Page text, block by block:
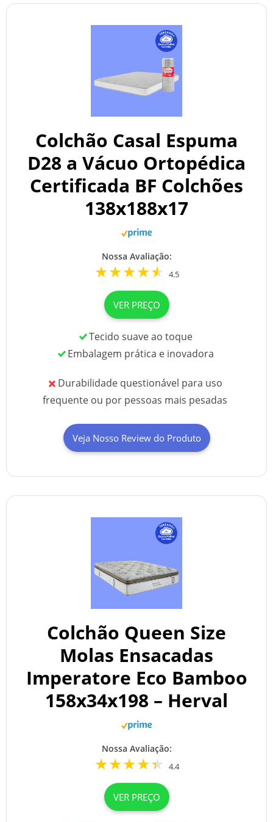
Colchão Casal Espuma
D28 a Vácuo Ortopédica
Certificada BF Colchões
138x188x17
Nossa Avaliação:
4.5
VER PREÇO
Tecido suave ao toque
Embalagem prática e inovadora
Durabilidade questionável para uso
frequente ou por pessoas mais pesadas
Veja Nosso Review do Produto
Colchão Queen Size
Molas Ensacadas
Imperatore Eco Bamboo
158x34x198 – Herval
Nossa Avaliação:
4.4
VER PREÇO